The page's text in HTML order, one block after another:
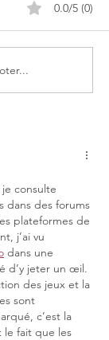
0.0/5 (0)
consulte
dans des forums
plateformes de
j’ai vu
dans une
d’y jeter un œil.
des jeux et la
sont
c’est la
le fait que les